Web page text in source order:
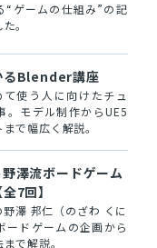
“ゲームの仕組み”の記
。
るBlender講座
使う人に向けたチュ
。モデル制作からUE5
で幅広く解説。
澤流ボードゲーム
7回】
澤 邦仁（のざわ くに
ードゲームの企画から
で解説。